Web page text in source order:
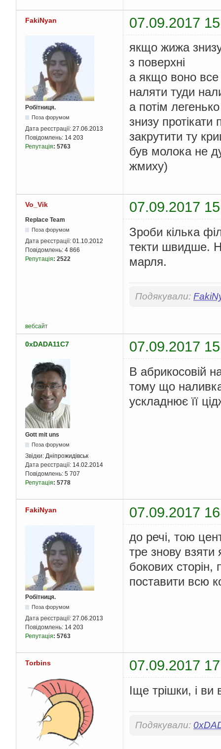
FakiNyan 07.09.2017
Робітниця.
Поза форумом
Дата реєстрації: 27.06.2013
Повідомлень: 14 203
Репутація: 5763
якщо жижа
з поверхні
а якщо воно все
наляти туди
а потім
знизу
закрутити ту
був молока не
жмиху)
Vo_Vik 07.09.2017
Replace Team
Поза форумом
Дата реєстрації: 01.10.2012
Повідомлень: 4 866
Репутація: 2522
Зроби кілька
текти швидше.
марля.
Подякували:
вебсайт
0xDADA11C7 07.09.2017
Gott mit uns
Поза форумом
Звідки: Дніпрожидівськ
Дата реєстрації: 14.02.2014
Повідомлень: 5 707
Репутація: 5778
В абрикосовій
тому що
ускладнює її
FakiNyan 07.09.2017
Робітниця.
Поза форумом
Дата реєстрації: 27.06.2013
Повідомлень: 14 203
Репутація: 5763
до речі, тою
тре знову взяти
бокових
поставити всю
Torbins 07.09.2017
Іще трішки, і ви
Подякували: